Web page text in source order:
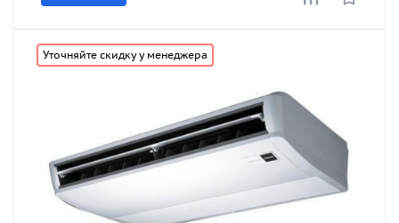
Уточняйте скидку у менеджера